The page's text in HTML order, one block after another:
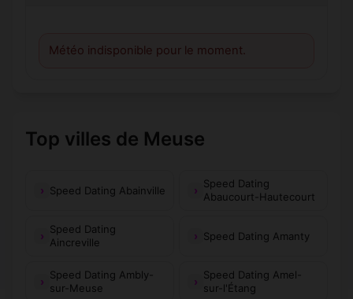
Météo indisponible pour le moment.
Top villes de Meuse
Speed Dating Abainville
Speed Dating
Abaucourt-Hautecourt
Speed Dating
Aincreville
Speed Dating Amanty
Speed Dating Ambly-
sur-Meuse
Speed Dating Amel-
sur-l'Étang